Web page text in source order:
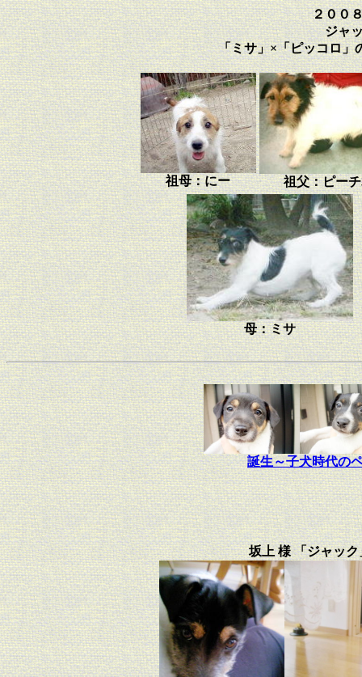
２００
ジャ
「ミサ」×「ピッコロ」
祖母：にー 祖父：ピー
母：ミサ
誕生～子犬時代の
坂上 様 「ジャッ